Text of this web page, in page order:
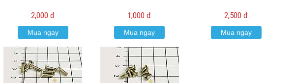
2,000 đ
Mua ngay
1,000 đ
Mua ngay
2,500 đ
Mua ngay